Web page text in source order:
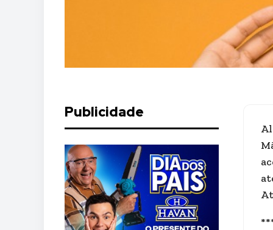
Publicidade